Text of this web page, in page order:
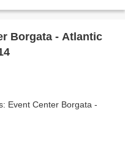
Borgata - Atlantic